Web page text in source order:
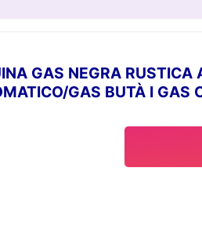
GAS NEGRA
GAS BUTÀ I GAS